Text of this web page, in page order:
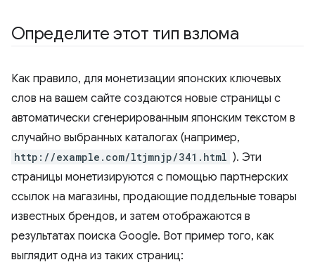
Определите этот тип взлома
Как правило, для монетизации японских ключевых
слов на вашем сайте создаются новые страницы с
автоматически сгенерированным японским текстом в
случайно выбранных каталогах (например,
http://example.com/ltjmnjp/341.html ). Эти
страницы монетизируются с помощью партнерских
ссылок на магазины, продающие поддельные товары
известных брендов, и затем отображаются в
результатах поиска Google. Вот пример того, как
выглядит одна из таких страниц: